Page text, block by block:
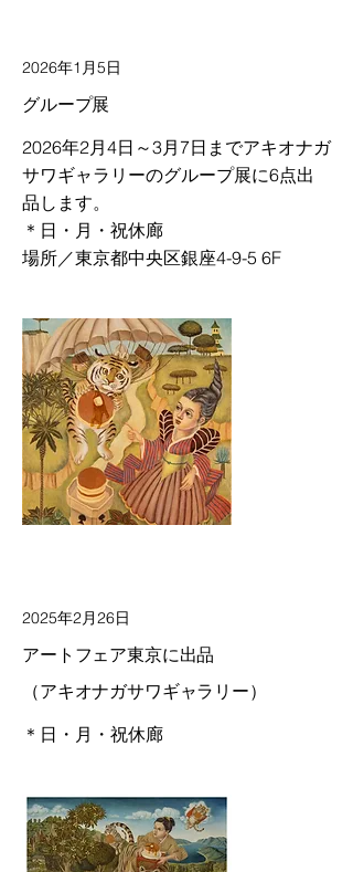
2026年1月5日
グループ展
2026年2月4日～3月7日までアキオナガ
サワギャラリーのグループ展に6点出
品します。
＊日・月・祝休廊
場所／東京都中央区銀座4-9-5 6F
2025年2月26日
アートフェア東京に出品
（アキオナガサワギャラリー）
＊日・月・祝休廊